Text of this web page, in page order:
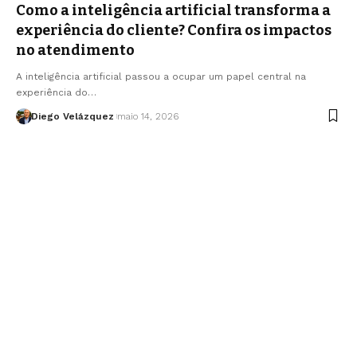
Como a inteligência artificial transforma a
experiência do cliente? Confira os impactos
no atendimento
A inteligência artificial passou a ocupar um papel central na
experiência do…
Diego Velázquez maio 14, 2026